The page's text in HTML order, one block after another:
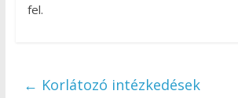
fel.
← Korlátozó intézkedések